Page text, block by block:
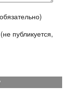
публикуется,